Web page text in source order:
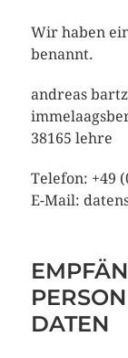
Wir haben
benannt.
andreas
38165 lehre
Telefon: +49
E-Mail:
DATEN